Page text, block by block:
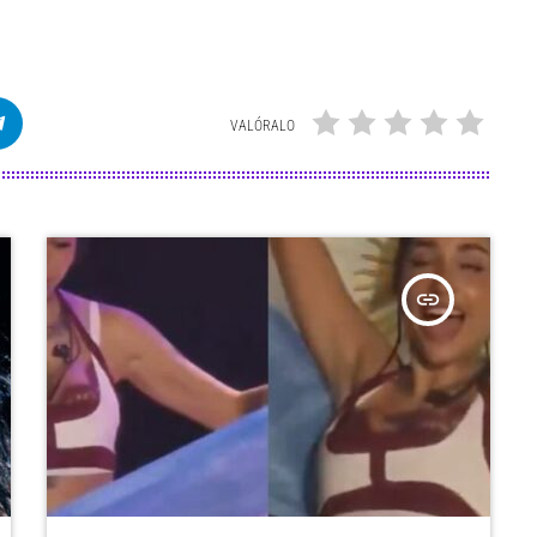
VALÓRALO
insert_link